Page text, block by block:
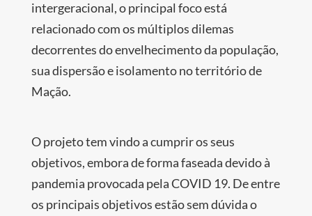
intergeracional, o principal foco está
relacionado com os múltiplos dilemas
decorrentes do envelhecimento da população,
sua dispersão e isolamento no território de
Mação.
O projeto tem vindo a cumprir os seus
objetivos, embora de forma faseada devido à
pandemia provocada pela COVID 19. De entre
os principais objetivos estão sem dúvida o